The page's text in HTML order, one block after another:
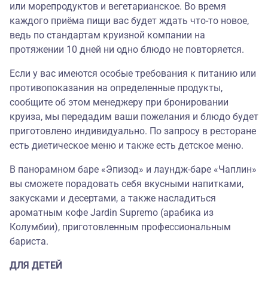
или морепродуктов и вегетарианское. Во время
каждого приёма пищи вас будет ждать что-то новое,
ведь по стандартам круизной компании на
протяжении 10 дней ни одно блюдо не повторяется.
Если у вас имеются особые требования к питанию или
противопоказания на определенные продукты,
сообщите об этом менеджеру при бронировании
круиза, мы передадим ваши пожелания и блюдо будет
приготовлено индивидуально. По запросу в ресторане
есть диетическое меню и также есть детское меню.
В панорамном баре «Эпизод» и лаундж-баре «Чаплин»
вы сможете порадовать себя вкусными напитками,
закусками и десертами, а также насладиться
ароматным кофе Jardin Supremo (арабика из
Колумбии), приготовленным профессиональным
бариста.
ДЛЯ ДЕТЕЙ